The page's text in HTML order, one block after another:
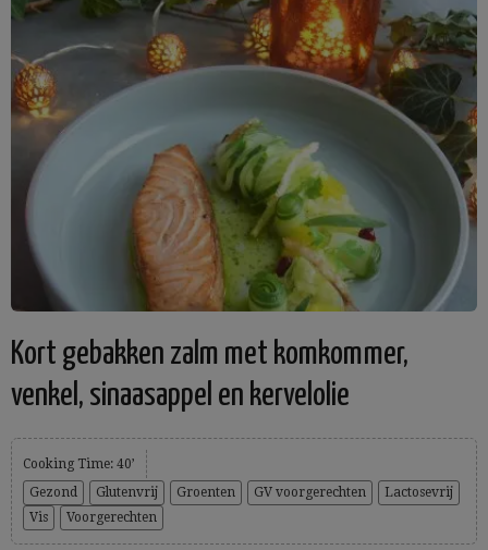
Kort gebakken zalm met komkommer,
venkel, sinaasappel en kervelolie
Cooking Time: 40’
Gezond
Glutenvrij Groenten GV voorgerechten
Lactosevrij
Vis
Voorgerechten